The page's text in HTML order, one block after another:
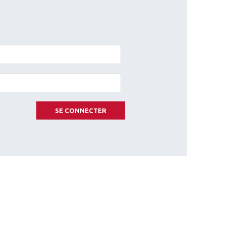
SE CONNECTER